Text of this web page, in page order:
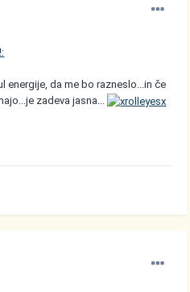
energije, da me bo razneslo...in če
zadeva jasna...